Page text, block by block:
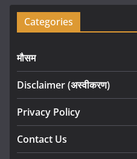
Categories
मौसम
Disclaimer (अस्वीकरण)
Privacy Policy
Contact Us